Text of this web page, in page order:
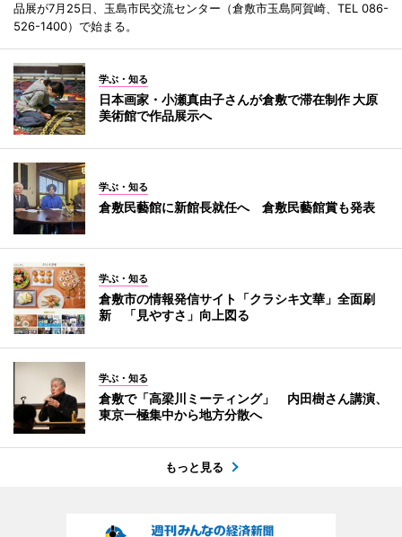
品展が7月25日、玉島市民交流センター（倉敷市玉島阿賀崎、TEL 086-
526-1400）で始まる。
学ぶ・知る
日本画家・小瀬真由子さんが倉敷で滞在制作 大原
美術館で作品展示へ
学ぶ・知る
倉敷民藝館に新館長就任へ 倉敷民藝館賞も発表
学ぶ・知る
倉敷市の情報発信サイト「クラシキ文華」全面刷
新 「見やすさ」向上図る
学ぶ・知る
倉敷で「高梁川ミーティング」 内田樹さん講演、
東京一極集中から地方分散へ
もっと見る